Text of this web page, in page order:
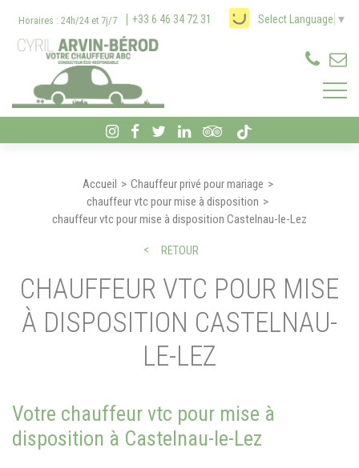
Horaires : 24h/24 et 7j/7 +33 6 46 34 72 31 Select Language ▼
Accueil
Chauffeur privé pour mariage
chauffeur vtc pour mise à disposition
chauffeur vtc pour mise à disposition Castelnau-le-Lez
RETOUR
CHAUFFEUR VTC POUR MISE
À DISPOSITION CASTELNAU-
LE-LEZ
Votre chauffeur vtc pour mise à
disposition à Castelnau-le-Lez